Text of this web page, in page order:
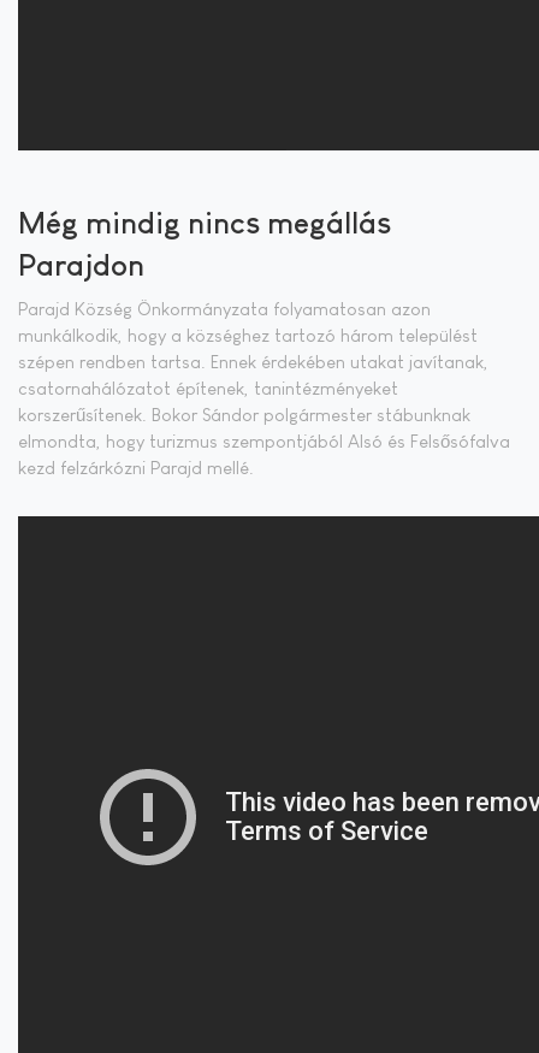
Még mindig nincs megállás
Parajdon
Parajd Község Önkormányzata folyamatosan azon
munkálkodik, hogy a községhez tartozó három települést
szépen rendben tartsa. Ennek érdekében utakat javítanak,
csatornahálózatot építenek, tanintézményeket
korszerűsítenek. Bokor Sándor polgármester stábunknak
elmondta, hogy turizmus szempontjából Alsó és Felsősófalva
kezd felzárkózni Parajd mellé.